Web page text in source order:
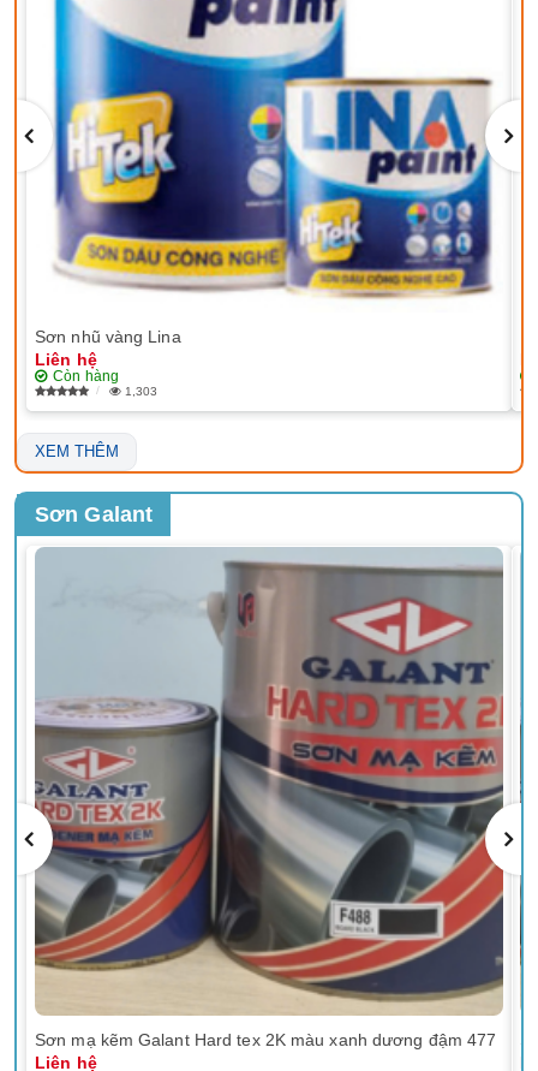
Sơn nhũ vàng Lina
Liên hệ
Còn hàng
1,303
XEM THÊM
Sơn Galant
Sơn mạ kẽm Galant Hard tex 2K màu xanh dương đậm 477
Liên hệ